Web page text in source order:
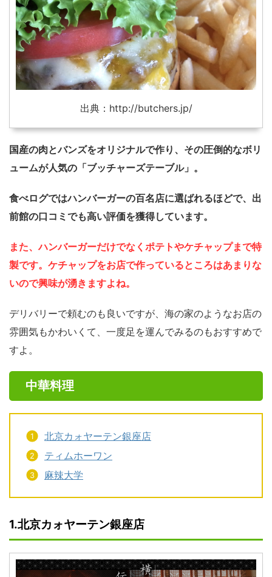
出典：http://butchers.jp/
国産の肉とバンズをオリジナルで作り、その圧倒的なボリ
ュームが人気の「ブッチャーズテーブル」。
食べログではハンバーガーの百名店に選ばれるほどで、出
前館の口コミでも高い評価を獲得しています。
また、ハンバーガーだけでなくポテトやケチャップまで特
製です。ケチャップをお店で作っているところはあまりな
いので興味が湧きますよね。
デリバリーで頼むのも良いですが、海の家のようなお店の
雰囲気もかわいくて、一度足を運んでみるのもおすすめで
すよ。
中華料理
北京カォヤーテン銀座店
ティムホーワン
麻辣大学
1.北京カォヤーテン銀座店